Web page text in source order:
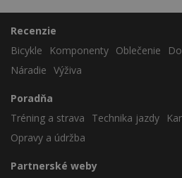
Recenzie
Bicykle
Komponenty Oblečenie
Náradie Výživa
Poradňa
Tréning a strava
Technika jazdy
Opravy a údržba
Partnerské weby